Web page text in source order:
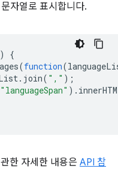
자열로 표시합니다.
{
(function(
. join( "," );
"languageSpan" ).
한 자세한 내용은 API 참